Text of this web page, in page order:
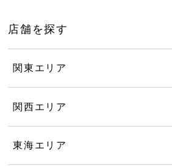
店舗を探す
関東エリア
関西エリア
東海エリア